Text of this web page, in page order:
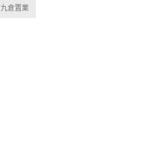
九倉置業